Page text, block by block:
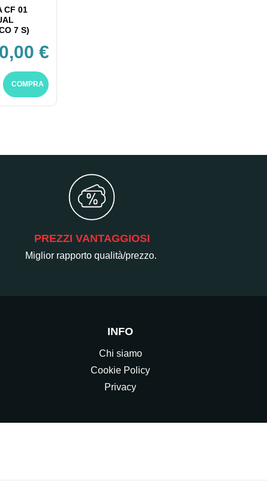
CF 01
7 S)
€
COMPRA
PREZZI VANTAGGIOSI
Miglior rapporto qualità/prezzo.
INFO
Chi siamo
Cookie Policy
Privacy